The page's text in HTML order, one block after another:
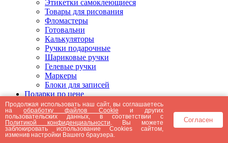
Этикетки самоклеющиеся
Товары для рисования
Фломастеры
Готовальни
Калькуляторы
Ручки подарочные
Шариковые ручки
Гелевые ручки
Маркеры
Блоки для записей
Подарки по цене
Подарки от 5000 рублей
Подарки до 5000 рублей
Подарки до 3000 рублей
Подарки до 2000 рублей
Подарки до 1000 рублей
Продолжая использовать наш сайт, вы соглашаетесь
наобработку файлов Cookie и других
пользовательских данных, в соответствии с
Политикой конфиденциальности . Вы можете
заблокировать использование Cookies сайтом,
изменив настройки Вашего браузера.
Согласен